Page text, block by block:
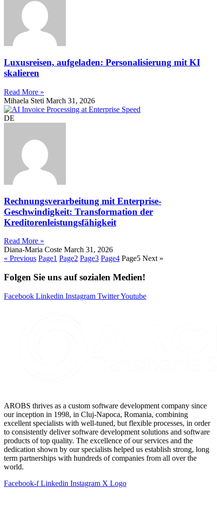
Luxusreisen, aufgeladen: Personalisierung mit KI
skalieren
Read More »
Mihaela Steti March 31, 2026
DE
Rechnungsverarbeitung mit Enterprise-
Geschwindigkeit: Transformation der
Kreditorenleistungsfähigkeit
Read More »
Diana-Maria Coste March 31, 2026
« Previous Page1 Page2 Page3 Page4 Page5 Next »
Folgen Sie uns auf sozialen Medien!
Facebook Linkedin Instagram TwitterYoutube
AROBS thrives as a custom software development company since
our inception in 1998, in Cluj-Napoca, Romania, combining
excellent specialists with well-tuned, but flexible processes, in order
to consistently deliver software development solutions and software
products of top quality. The excellence of our services and the
dedication shown by our specialists helped us establish strong, long
term partnerships with hundreds of companies from all over the
world.
Facebook-f Linkedin Instagram X Logo